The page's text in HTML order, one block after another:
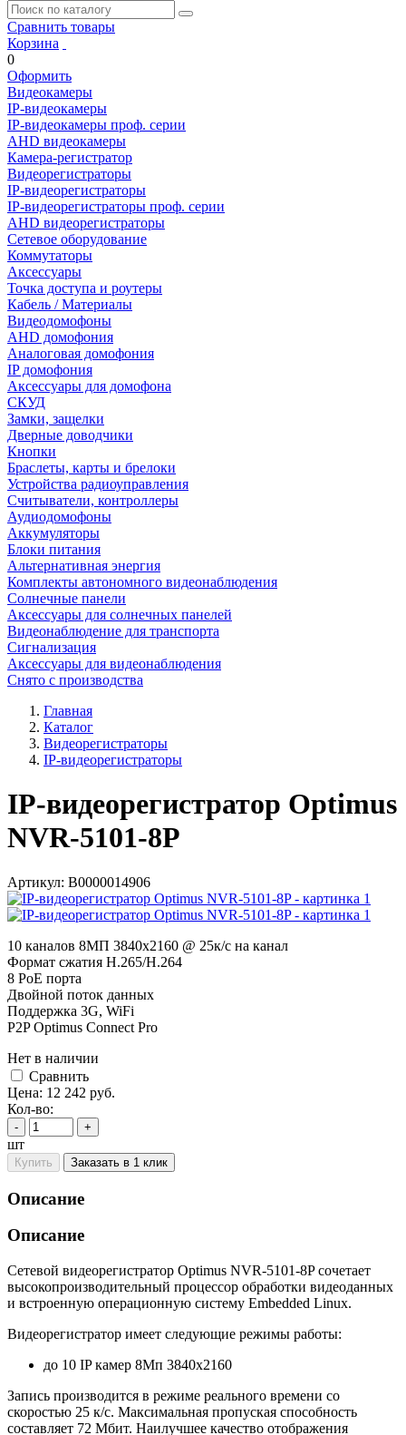
Сравнить товары
Корзина
0
Оформить
Видеокамеры
IP-видеокамеры
IP-видеокамеры проф. серии
AHD видеокамеры
Камера-регистратор
Видеорегистраторы
IP-видеорегистраторы
IP-видеорегистраторы проф. серии
AHD видеорегистраторы
Сетевое оборудование
Коммутаторы
Аксессуары
Точка доступа и роутеры
Кабель / Материалы
Видеодомофоны
AHD домофония
Аналоговая домофония
IP домофония
Аксессуары для домофона
СКУД
Замки, защелки
Дверные доводчики
Кнопки
Браслеты, карты и брелоки
Устройства радиоуправления
Считыватели, контроллеры
Аудиодомофоны
Аккумуляторы
Блоки питания
Альтернативная энергия
Комплекты автономного видеонаблюдения
Солнечные панели
Аксессуары для солнечных панелей
Видеонаблюдение для транспорта
Сигнализация
Аксессуары для видеонаблюдения
Снято с производства
Главная
Каталог
Видеорегистраторы
IP-видеорегистраторы
IP-видеорегистратор Optimus
NVR-5101-8P
Артикул: В0000014906
10 каналов 8МП 3840х2160 @ 25к/с на канал
Формат сжатия H.265/H.264
8 PoE порта
Двойной поток данных
Поддержка 3G, WiFi
P2P Optimus Connect Pro
Нет в наличии
Cравнить
Цена: 12 242 руб.
Кол-во:
- +
шт
Купить Заказать в 1 клик
Описание
Описание
Сетевой видеорегистратор Optimus NVR-5101-8P сочетает
высокопроизводительный процессор обработки видеоданных
и встроенную операционную систему Embedded Linux.
Видеорегистратор имеет следующие режимы работы:
до 10 IP камер 8Мп 3840х2160
Запись производится в режиме реального времени со
скоростью 25 к/с. Максимальная пропуская способность
составляет 72 Мбит. Наилучшее качество отображения